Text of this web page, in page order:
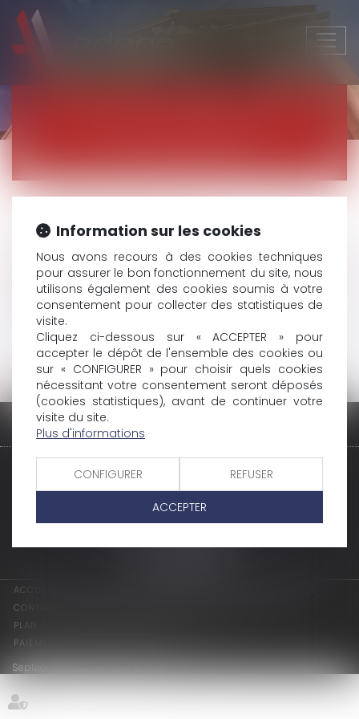
Accident de la circulation
Accident médical
Accident de travail / Faute inexcusable de
l’employeur
Victime de violences
Retour à nos compétences
adage avocats associés
2 rue de l'Eglise
94300 VINCENNES
Fax : 01 43 65 36 89
ACCUEIL
CONTACT
PLAN DU SITE
PAIEMENT EN LIGNE POUR CLIENTS
Septeo Digital & Services © 2018
Information sur les cookies
Nous avons recours à des cookies techniques
pour assurer le bon fonctionnement du site, nous
utilisons également des cookies soumis à votre
consentement pour collecter des statistiques de
visite.
Cliquez ci-dessous sur « ACCEPTER » pour
accepter le dépôt de l'ensemble des cookies ou
sur « CONFIGURER » pour choisir quels cookies
nécessitant votre consentement seront déposés
(cookies statistiques), avant de continuer votre
visite du site.
Plus d'informations
CONFIGURER REFUSER
ACCEPTER